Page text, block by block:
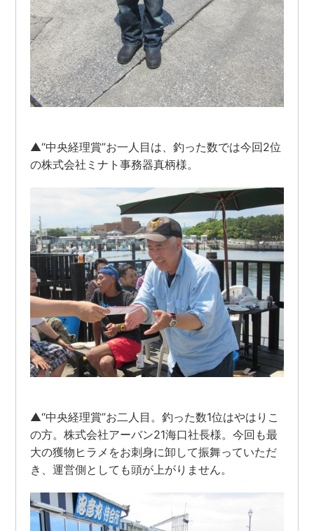
▲“中央経理賞”お一人目は、釣った数では今回2位
の株式会社ミナト事務器真柄様。
▲“中央経理賞”お二人目。釣った数1位はやはりこ
の方。株式会社アーバン21海口社長様。今回も最
大の獲物ヒラメをお刺身に卸して振舞っていただ
き、運営側としても頭が上がりません。